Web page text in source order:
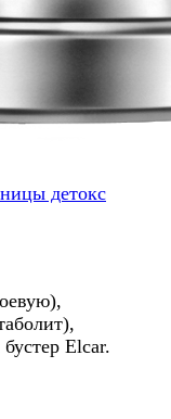
детокс
Elcar.